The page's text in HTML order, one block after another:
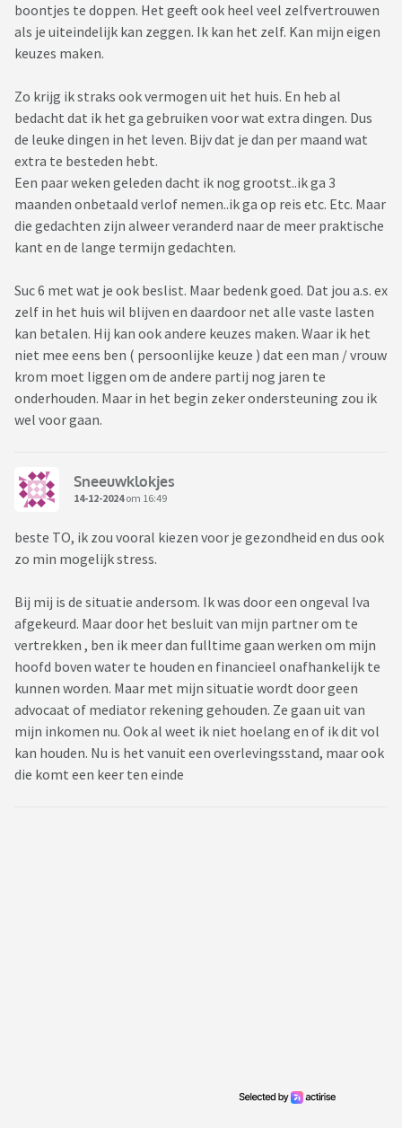
boontjes te doppen. Het geeft ook heel veel zelfvertrouwen
als je uiteindelijk kan zeggen. Ik kan het zelf. Kan mijn eigen
keuzes maken.
Zo krijg ik straks ook vermogen uit het huis. En heb al
bedacht dat ik het ga gebruiken voor wat extra dingen. Dus
de leuke dingen in het leven. Bijv dat je dan per maand wat
extra te besteden hebt.
Een paar weken geleden dacht ik nog grootst..ik ga 3
maanden onbetaald verlof nemen..ik ga op reis etc. Etc. Maar
die gedachten zijn alweer veranderd naar de meer praktische
kant en de lange termijn gedachten.
Suc 6 met wat je ook beslist. Maar bedenk goed. Dat jou a.s. ex
zelf in het huis wil blijven en daardoor net alle vaste lasten
kan betalen. Hij kan ook andere keuzes maken. Waar ik het
niet mee eens ben ( persoonlijke keuze ) dat een man / vrouw
krom moet liggen om de andere partij nog jaren te
onderhouden. Maar in het begin zeker ondersteuning zou ik
wel voor gaan.
Sneeuwklokjes
14-12-2024om 16:49
beste TO, ik zou vooral kiezen voor je gezondheid en dus ook
zo min mogelijk stress.
Bij mij is de situatie andersom. Ik was door een ongeval Iva
afgekeurd. Maar door het besluit van mijn partner om te
vertrekken , ben ik meer dan fulltime gaan werken om mijn
hoofd boven water te houden en financieel onafhankelijk te
kunnen worden. Maar met mijn situatie wordt door geen
advocaat of mediator rekening gehouden. Ze gaan uit van
mijn inkomen nu. Ook al weet ik niet hoelang en of ik dit vol
kan houden. Nu is het vanuit een overlevingsstand, maar ook
die komt een keer ten einde